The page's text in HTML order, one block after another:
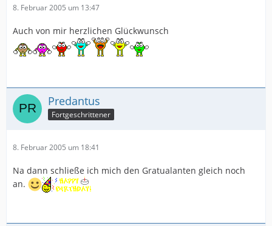
8. Februar 2005 um 13:47
Auch von mir herzlichen Glückwunsch
Predantus
Fortgeschrittener
8. Februar 2005 um 18:41
Na dann schließe ich mich den Gratualanten gleich noch
an.